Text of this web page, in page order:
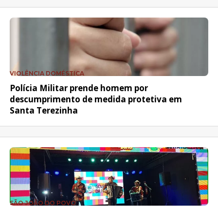
VIOLÊNCIA DOMÉSTICA
Polícia Militar prende homem por
descumprimento de medida protetiva em
Santa Terezinha
SÃO JOÃO DO POVO